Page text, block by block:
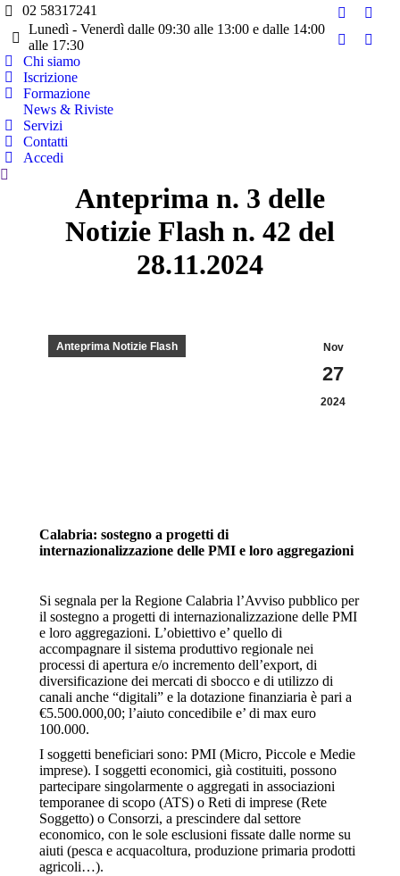
02 58317241
Lunedì - Venerdì dalle 09:30 alle 13:00 e dalle 14:00
alle 17:30
Facebook
pagepage
YouTube
Chi siamo
Iscrizione
Formazione
News & Riviste
Servizi
Contatti
Accedi
Cerca:
Anteprima n. 3 delle
Notizie Flash n. 42 del
28.11.2024
Nov
27
2024
Anteprima Notizie Flash
Calabria: sostegno a progetti di
internazionalizzazione delle PMI e loro aggregazioni
Si segnala per la Regione Calabria l’Avviso pubblico per
il sostegno a progetti di internazionalizzazione delle PMI
e loro aggregazioni. L’obiettivo e’ quello di
accompagnare il sistema produttivo regionale nei
processi di apertura e/o incremento dell’export, di
diversificazione dei mercati di sbocco e di utilizzo di
canali anche “digitali” e la dotazione finanziaria è pari a
€5.500.000,00; l’aiuto concedibile e’ di max euro
100.000.
I soggetti beneficiari sono: PMI (Micro, Piccole e Medie
imprese). I soggetti economici, già costituiti, possono
partecipare singolarmente o aggregati in associazioni
temporanee di scopo (ATS) o Reti di imprese (Rete
Soggetto) o Consorzi, a prescindere dal settore
economico, con le sole esclusioni fissate dalle norme su
aiuti (pesca e acquacoltura, produzione primaria prodotti
agricoli…).